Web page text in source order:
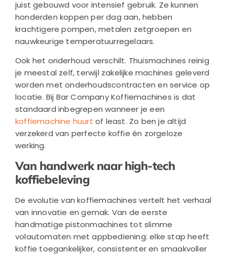
juist gebouwd voor intensief gebruik. Ze kunnen
honderden koppen per dag aan, hebben
krachtigere pompen, metalen zetgroepen en
nauwkeurige temperatuurregelaars.
Ook het onderhoud verschilt. Thuismachines reinig
je meestal zelf, terwijl zakelijke machines geleverd
worden met onderhoudscontracten en service op
locatie. Bij Bar Company Koffiemachines is dat
standaard inbegrepen wanneer je een
koffiemachine huurt of least. Zo ben je altijd
verzekerd van perfecte koffie én zorgeloze
werking.
Van handwerk naar high-tech
koffiebeleving
De evolutie van koffiemachines vertelt het verhaal
van innovatie en gemak. Van de eerste
handmatige pistonmachines tot slimme
volautomaten met appbediening: elke stap heeft
koffie toegankelijker, consistenter en smaakvoller